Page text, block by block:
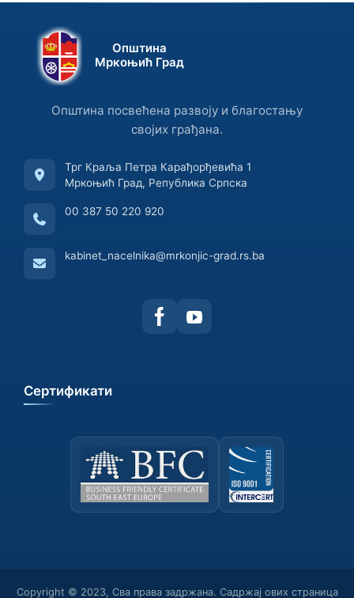
Општина
Мркоњић Град
Општина посвећена развоју и благостању
својих грађана.
Трг Краља Петра Карађорђевића 1
Мркоњић Град, Република Српска
00 387 50 220 920
kabinet_nacelnika@mrkonjic-grad.rs.ba
Сертификати
Copyright © 2023, Сва права задржана. Садржај ових страница